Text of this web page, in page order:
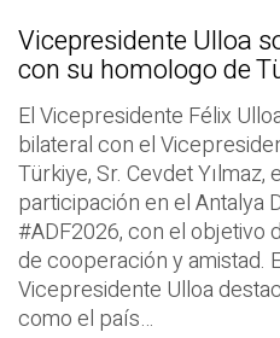
Vicepresidente Ulloa
con su homologo de
El Vicepresidente Félix
bilateral con el
Türkiye, Sr. Cevdet Yılmaz,
participación en el Antalya
#ADF2026, con el objetivo
de cooperación y amistad.
Vicepresidente Ulloa
como el país…